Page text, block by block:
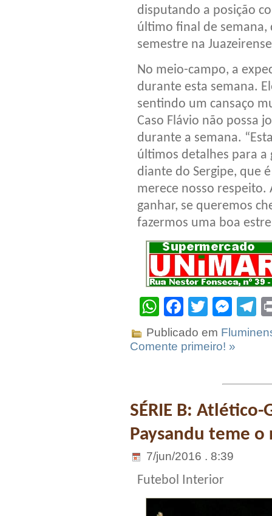
disputando a posição
último final de
semestre na
No meio-campo, a
durante esta semana.
sentindo um cansaço
Caso Flávio não possa
durante a semana.
últimos detalhes para a
diante do Sergipe, que
merece nosso
ganhar, se queremos
fazermos uma boa
WhatsApp
Facebook
Twitter
Publicado em
Comente primeiro! »
SÉRIE B:
Paysandu teme
7/jun/2016 . 8:39
Futebol Interior